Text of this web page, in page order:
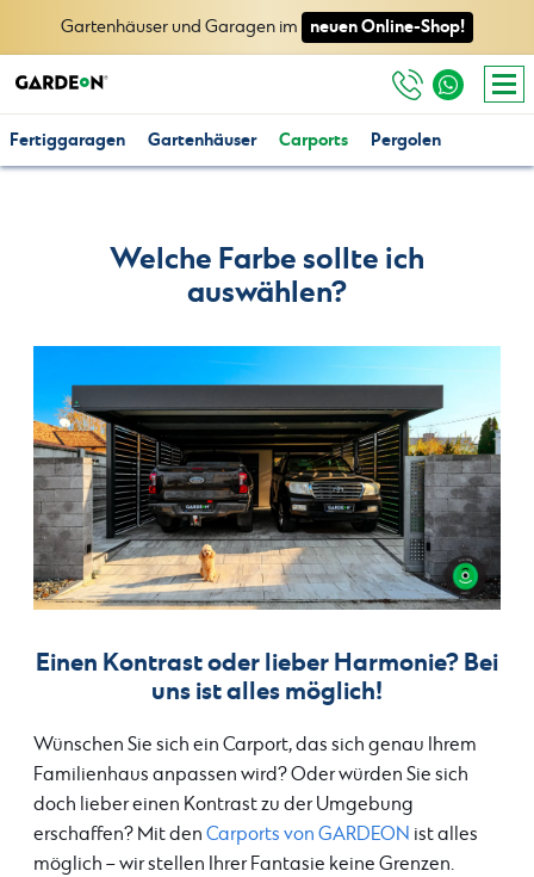
Gartenhäuser und Garagen im neuen Online-Shop!
Fertiggaragen Gartenhäuser Carports Pergolen
Welche Farbe sollte ich
auswählen?
Einen Kontrast oder lieber Harmonie? Bei
uns ist alles möglich!
Wünschen Sie sich ein Carport, das sich genau Ihrem
Familienhaus anpassen wird? Oder würden Sie sich
doch lieber einen Kontrast zu der Umgebung
erschaffen? Mit den Carports von GARDEON ist alles
möglich – wir stellen Ihrer Fantasie keine Grenzen.